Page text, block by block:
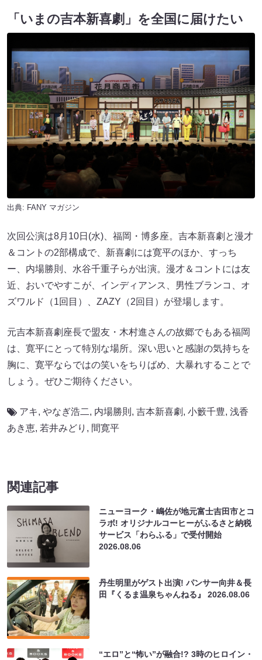
「いまの吉本新喜劇」を全国に届けたい
出典: FANY マガジン
次回公演は8月10日(水)、福岡・博多座。吉本新喜劇と漫才
＆コントの2部構成で、新喜劇には寛平のほか、すっち
ー、内場勝則、水谷千重子らが出演。漫才＆コントには友
近、おいでやすこが、インディアンス、男性ブランコ、オ
ズワルド（1回目）、ZAZY（2回目）が登場します。
元吉本新喜劇座長で盟友・木村進さんの故郷でもある福岡
は、寛平にとって特別な場所。深い思いと感謝の気持ちを
胸に、寛平ならではの笑いをちりばめ、大暴れすることで
しょう。ぜひご期待ください。
アキ, やなぎ浩二, 内場勝則 , 吉本新喜劇 , 小籔千豊, 浅香
あき恵, 若井みどり , 間寛平
関連記事
ニューヨーク・嶋佐が地元富士吉田市とコ
ラボ! オリジナルコーヒーがふるさと納税
サービス「わらふる」で受付開始
2026.08.06
丹生明里がゲスト出演! パンサー向井＆長
田『くるま温泉ちゃんねる』2026.08.06
“エロ”と“怖い”が融合!? 3時のヒロイン・